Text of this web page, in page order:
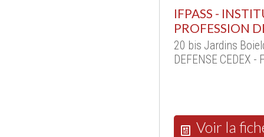
IFPASS -
PROFESSION
20 bis Jardins
DEFENSE CEDEX -
Voir la